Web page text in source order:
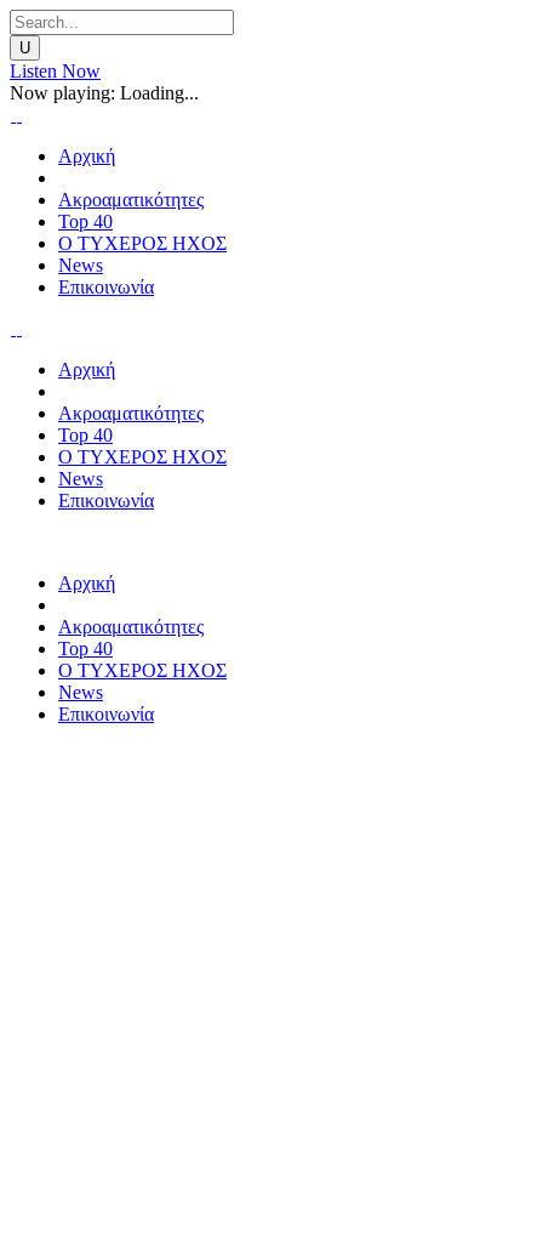
Listen Now
Now playing: Loading...
Αρχική
Ακροαματικότητες
Top 40
Ο ΤΥΧΕΡΟΣ ΗΧΟΣ
News
Επικοινωνία
Αρχική
Ακροαματικότητες
Top 40
Ο ΤΥΧΕΡΟΣ ΗΧΟΣ
News
Επικοινωνία
Αρχική
Ακροαματικότητες
Top 40
Ο ΤΥΧΕΡΟΣ ΗΧΟΣ
News
Επικοινωνία